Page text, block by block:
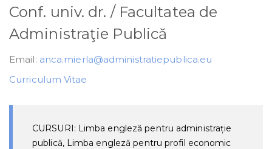
Conf. univ. dr. / Facultatea de
Administraţie Publică
Email: anca.mierla@administratiepublica.eu
Curriculum Vitae
CURSURI: Limba engleză pentru administrație
publică, Limba engleză pentru profil economic